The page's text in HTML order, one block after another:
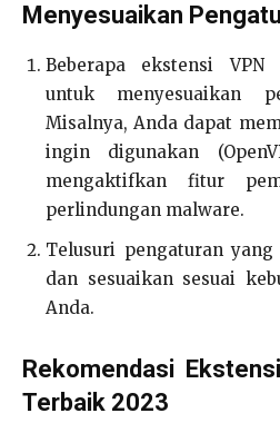
Menyesuaikan
Beberapa ekstensi VPN
untuk menyesuaikan
Misalnya, Anda dapat
ingin digunakan
mengaktifkan fitur
perlindungan malware.
Telusuri pengaturan
dan sesuaikan sesuai
Anda.
Rekomendasi
Terbaik 2023